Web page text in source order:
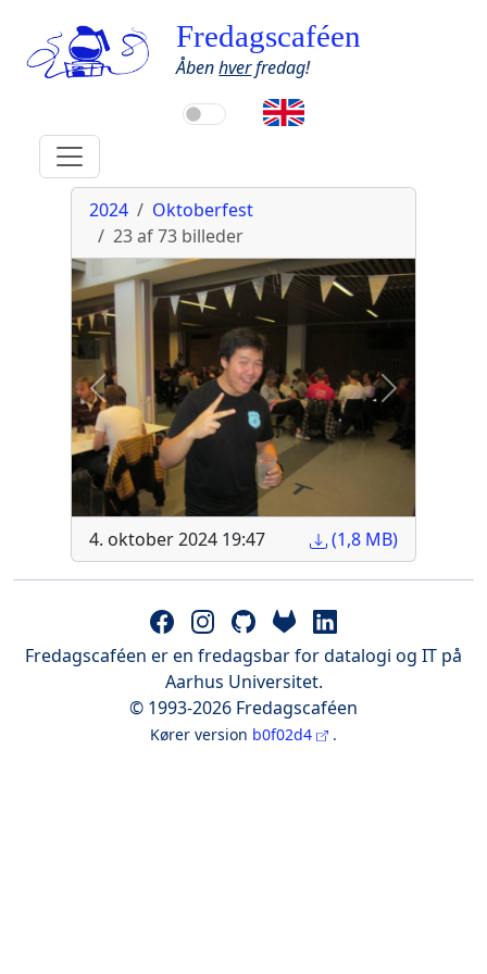
Fredagscaféen
Åbenhverfredag!
2024
Oktoberfest
23 af 73 billeder
Forrige billede
4. oktober 2024 19:47 (1,8 MB)
Fredagscaféen er en fredagsbar for datalogi og IT på
Aarhus Universitet.
© 1993-2026 Fredagscaféen
Kører version b0f02d4 .